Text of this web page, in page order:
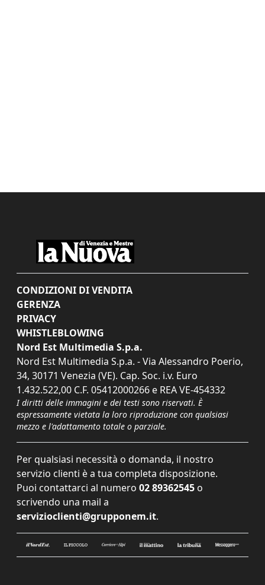
CONDIZIONI DI VENDITA
GERENZA
PRIVACY
WHISTLEBLOWING
Nord Est Multimedia S.p.a.
Nord Est Multimedia S.p.a. - Via Alessandro Poerio,
34, 30171 Venezia (VE). Cap. Soc. i.v. Euro
1.432.522,00 C.F. 05412000266 e REA VE-454332
I diritti delle immagini e dei testi sono riservati. È
espressamente vietata la loro riproduzione con qualsiasi
mezzo e l'adattamento totale o parziale.
Per qualsiasi necessità o domanda, il nostro
servizio clienti è a tua completa disposizione.
Puoi contattarci al numero 02 89362545 o
scrivendo una mail a
servizioclienti@grupponem.it.